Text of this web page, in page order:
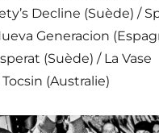
Decline (Suède) /
Generacion
(Suède) / La Vase
(Australie)